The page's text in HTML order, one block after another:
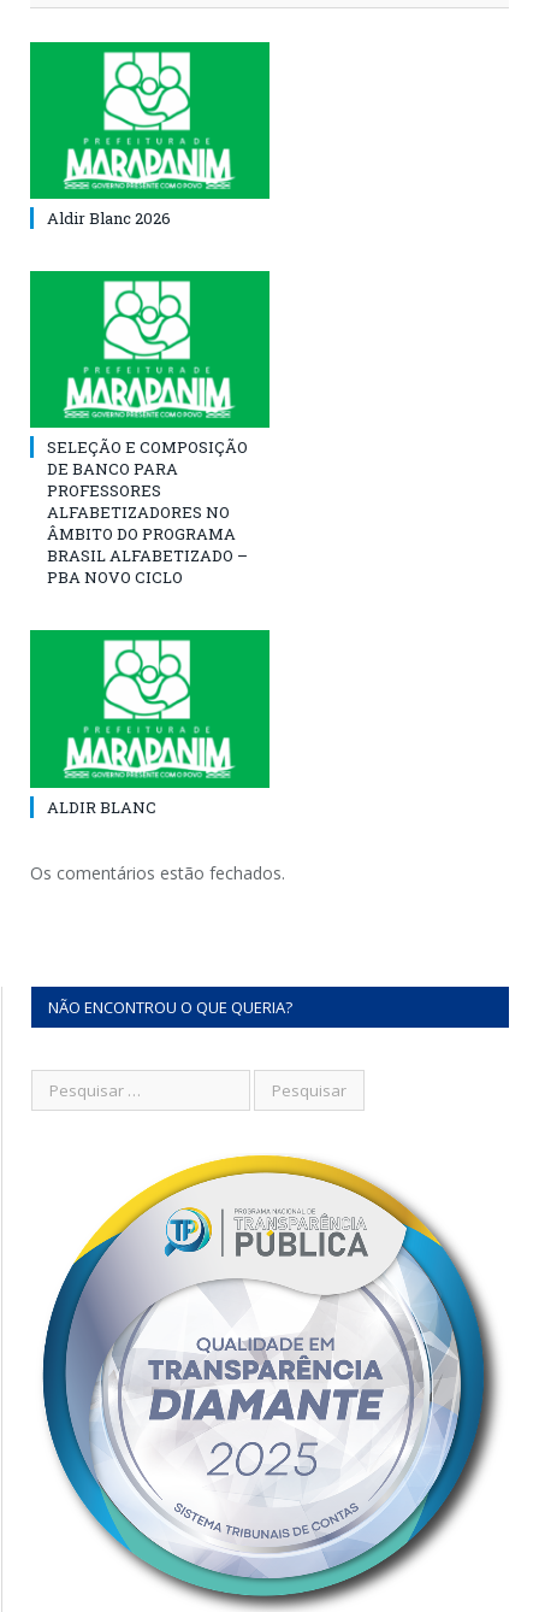
Aldir Blanc 2026
SELEÇÃO E COMPOSIÇÃO
DE BANCO PARA
PROFESSORES
ALFABETIZADORES NO
ÂMBITO DO PROGRAMA
BRASIL ALFABETIZADO –
PBA NOVO CICLO
ALDIR BLANC
Os comentários estão fechados.
NÃO ENCONTROU O QUE QUERIA?